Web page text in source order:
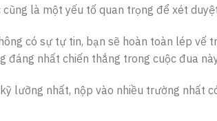
là một yếu tố quan trọng để xét
có sự tự tin, bạn sẽ hoàn toàn lép vế
đáng nhất chiến thắng trong cuộc đua
lưỡng nhất, nộp vào nhiều trường nhất